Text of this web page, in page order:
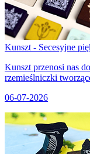
Kunszt - Secesyjne
Kunszt przenosi nas
rzemieślniczki
06-07-2026